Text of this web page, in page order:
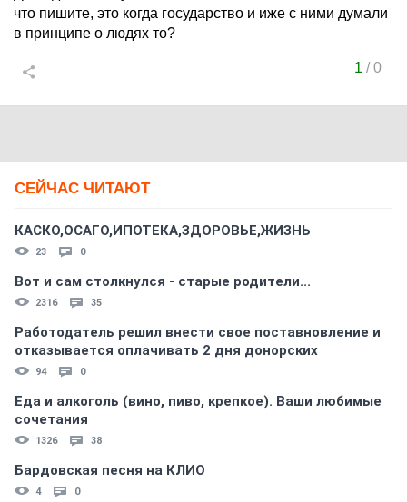
что пишите, это когда государство и иже с ними думали
в принципе о людях то?
1 /0
СЕЙЧАС ЧИТАЮТ
КАСКО,ОСАГО,ИПОТЕКА,ЗДОРОВЬЕ,ЖИЗНЬ
23 0
Вот и сам столкнулся - старые родители...
2316 35
Работодатель решил внести свое поставновление и
отказывается оплачивать 2 дня донорских
94 0
Еда и алкоголь (вино, пиво, крепкое). Ваши любимые
сочетания
1326 38
Бардовская песня на КЛИО
4 0